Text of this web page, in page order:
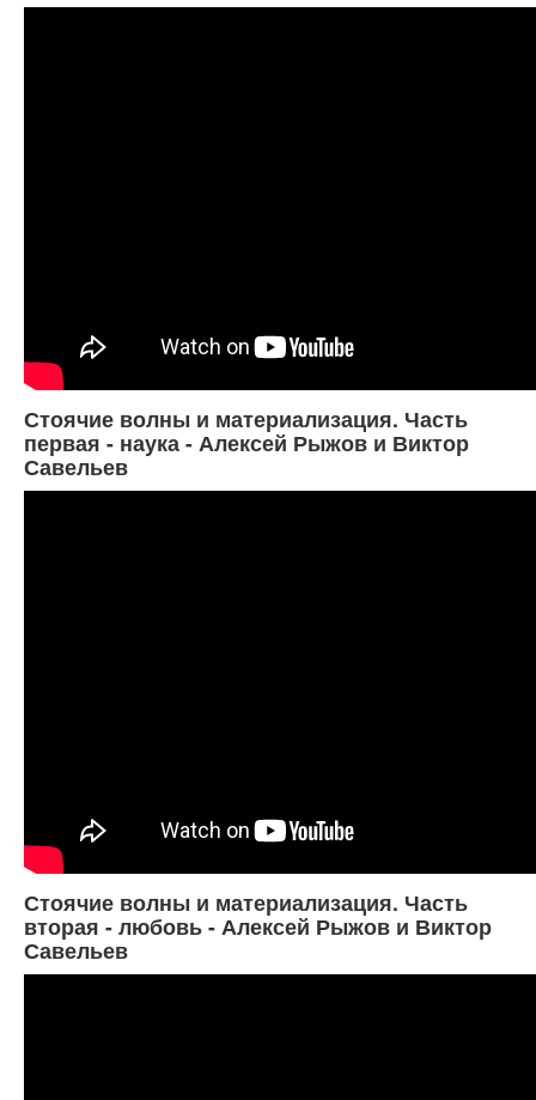
Стоячие волны и материализация. Часть
первая - наука - Алексей Рыжов и Виктор
Савельев
Стоячие волны и материализация. Часть
вторая - любовь - Алексей Рыжов и Виктор
Савельев